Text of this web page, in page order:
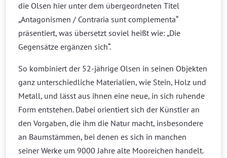
die Olsen hier unter dem übergeordneten Titel
„Antagonismen / Contraria sunt complementa“
präsentiert, was übersetzt soviel heißt wie: „Die
Gegensätze ergänzen sich“.
So kombiniert der 52-jährige Olsen in seinen Objekten
ganz unterschiedliche Materialien, wie Stein, Holz und
Metall, und lässt aus ihnen eine neue, in sich ruhende
Form entstehen. Dabei orientiert sich der Künstler an
den Vorgaben, die ihm die Natur macht, insbesondere
an Baumstämmen, bei denen es sich in manchen
seiner Werke um 9000 Jahre alte Mooreichen handelt.